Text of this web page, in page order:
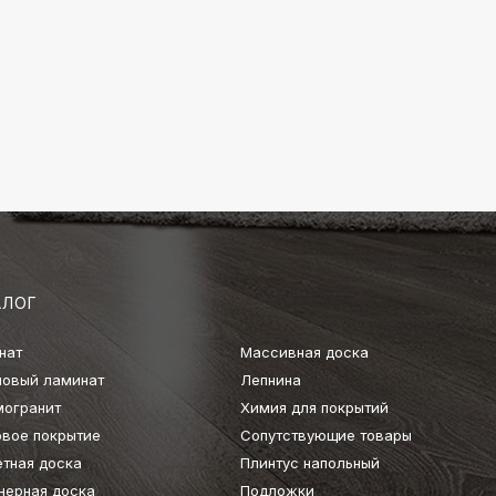
ламинат
покрытие
доска
доска
Массивная доска
Лепнина
Химия для покрытий
Сопутствующие товары
Плинтус напольный
Подложки